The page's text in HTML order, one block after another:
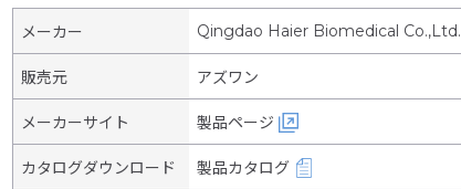
メーカー Qingdao Haier Biomedical Co.,Ltd.
販売元 アズワン
メーカーサイト 製品ページ
カタログダウンロード 製品カタログ